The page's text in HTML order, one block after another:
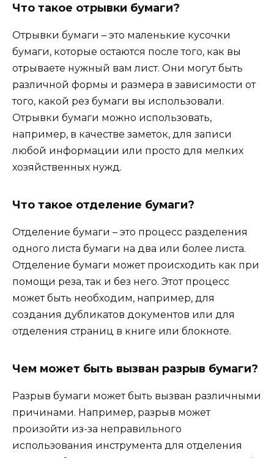
Что такое отрывки бумаги?
Отрывки бумаги – это маленькие кусочки
бумаги, которые остаются после того, как вы
отрываете нужный вам лист. Они могут быть
различной формы и размера в зависимости от
того, какой рез бумаги вы использовали.
Отрывки бумаги можно использовать,
например, в качестве заметок, для записи
любой информации или просто для мелких
хозяйственных нужд.
Что такое отделение бумаги?
Отделение бумаги – это процесс разделения
одного листа бумаги на два или более листа.
Отделение бумаги может происходить как при
помощи реза, так и без него. Этот процесс
может быть необходим, например, для
создания дубликатов документов или для
отделения страниц в книге или блокноте.
Чем может быть вызван разрыв бумаги?
Разрыв бумаги может быть вызван различными
причинами. Например, разрыв может
произойти из-за неправильного
использования инструмента для отделения